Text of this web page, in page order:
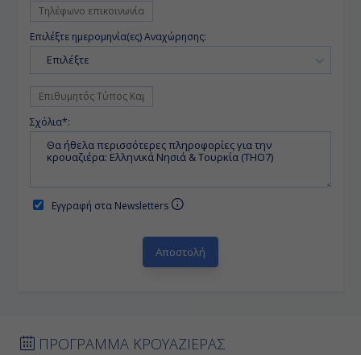
Επιλέξτε ημερομηνία(ες) Αναχώρησης:
Επιλέξτε
Σχόλια*:
Εγγραφή στα Newsletters
ΠΡΟΓΡΑΜΜΑ ΚΡΟΥΑΖΙΕΡΑΣ